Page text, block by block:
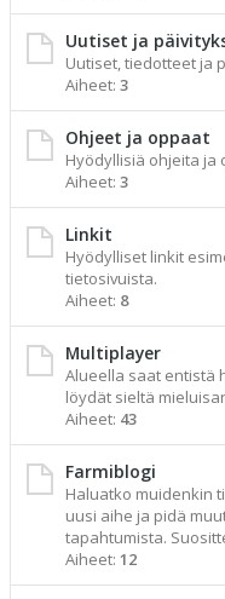
Uutiset ja
Uutiset, tiedotteet ja
Aiheet: 3
Ohjeet ja oppaat
Hyödyllisiä ohjeita ja
Aiheet: 3
Linkit
Hyödylliset linkit
tietosivuista.
Aiheet: 8
Multiplayer
Alueella saat entistä
löydät sieltä
Aiheet: 43
Farmiblogi
Haluatko muidenkin
uusi aihe ja pidä
tapahtumista.
Aiheet: 12